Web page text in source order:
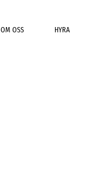
OM OSS HYRA